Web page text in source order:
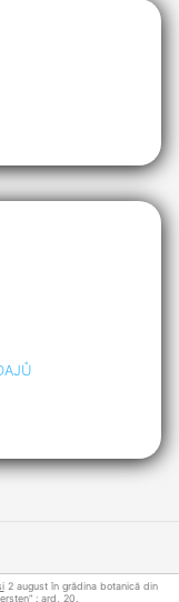
2 august în grădina botanică din
: ard, 20.